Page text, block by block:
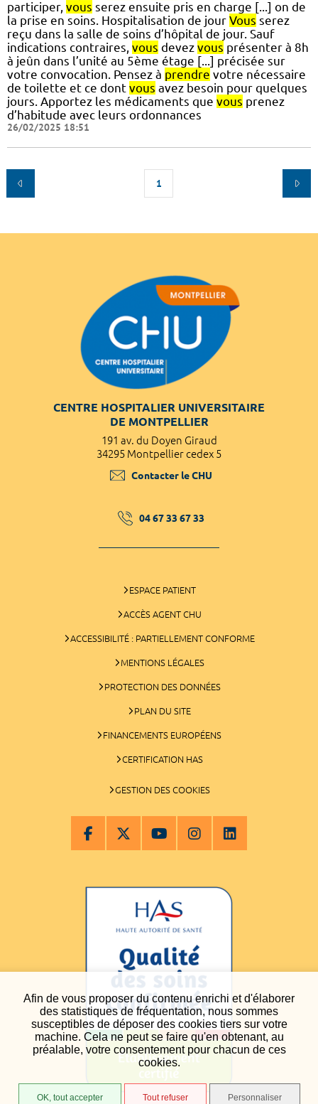
Afin de vous proposer du contenu enrichi et d'élaborer
des statistiques de fréquentation, nous sommes
susceptibles de déposer des cookies tiers sur votre
machine. Cela ne peut se faire qu'en obtenant, au
préalable, votre consentement pour chacun de ces
cookies.
OK, tout accepter Tout refuser Personnaliser
participer, vous serez ensuite pris en charge [...] on de
la prise en soins. Hospitalisation de jour Vous serez
reçu dans la salle de soins d’hôpital de jour. Sauf
indications contraires, vous devez vous présenter à 8h
à jeûn dans l’unité au 5ème étage [...] précisée sur
votre convocation. Pensez à prendre votre nécessaire
de toilette et ce dont vous avez besoin pour quelques
jours. Apportez les médicaments que vous prenez
d’habitude avec leurs ordonnances
26/02/2025 18:51
1
CENTRE HOSPITALIER UNIVERSITAIRE
DE MONTPELLIER
191 av. du Doyen Giraud
34295 Montpellier cedex 5
Contacter le CHU
04 67 33 67 33
ESPACE PATIENT
ACCÈS AGENT CHU
ACCESSIBILITÉ : PARTIELLEMENT CONFORME
MENTIONS LÉGALES
PROTECTION DES DONNÉES
PLAN DU SITE
FINANCEMENTS EUROPÉENS
CERTIFICATION HAS
GESTION DES COOKIES